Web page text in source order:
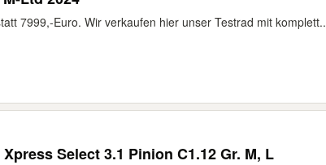
7999,-Euro. Wir verkaufen hier unser Testrad mit
Select 3.1 Pinion C1.12 Gr. M, L